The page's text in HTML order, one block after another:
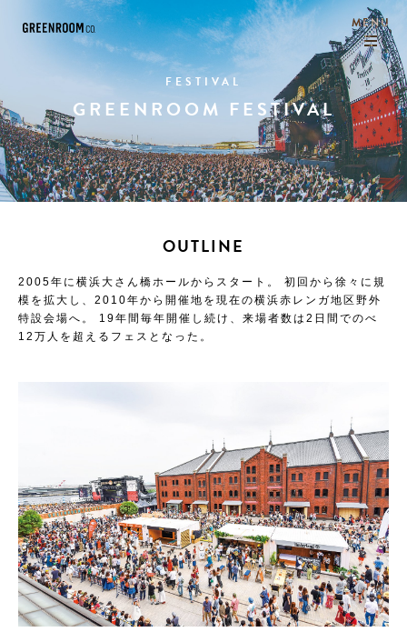
FESTIVAL
GREENROOM FESTIVAL
OUTLINE
2005年に横浜大さん橋ホールからスタート。
初回から徐々に規
模を拡大し、2010年から開催地を現在の横浜赤レンガ地区野外
特設会場へ。
19年間毎年開催し続け、来場者数は2日間でのべ
12万人を超えるフェスとなった。